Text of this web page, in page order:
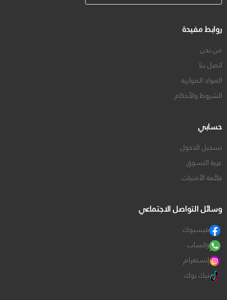
روابط مفيدة
من نحن
اتصل بنا
المواد الموازية
الشروط والأحكام
حسابي
تسجيل الدخول
عربة التسوق
قائمة الأمنيات
وسائل التواصل الاجتماعي
فيسبوك
واتساب
إنستغرام
تيك توك